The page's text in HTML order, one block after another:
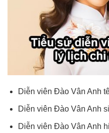
Diễn viên Đào Vân Anh
Diễn viên Đào Vân Anh
Diễn viên Đào Vân Anh